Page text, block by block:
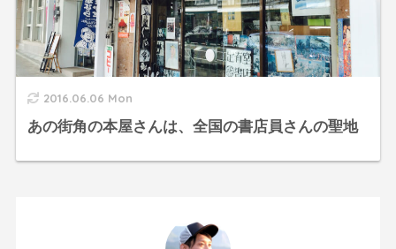
2016.06.06 Mon
あの街角の本屋さんは、全国の書店員さんの聖地